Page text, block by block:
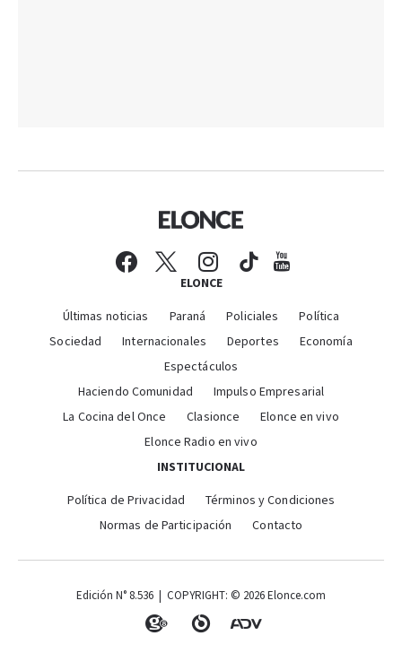
ELONCE
Últimas noticias Paraná Policiales
Política
Sociedad
Internacionales Deportes
Economía
Espectáculos
Haciendo Comunidad
Impulso Empresarial
La Cocina del Once
Clasionce
Elonce en vivo
Elonce Radio en vivo
INSTITUCIONAL
Política de Privacidad
Términos y Condiciones
Normas de Participación
Contacto
Edición N° 8.536 | COPYRIGHT: © 2026 Elonce.com